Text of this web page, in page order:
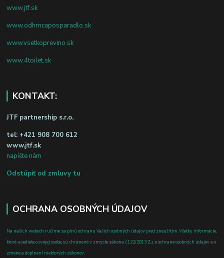
www.jtf.sk
www.odhrncaposparadlo.sk
www.vsetkoprevino.sk
www.4toilet.sk
KONTAKT:
JTF partnership s.r.o.
tel: +421 908 700 612
www.jtf.sk
napíšte nám
Odstúpiť od zmluvy tu
OCHRANA OSOBNÝCH ÚDAJOV
Na našich weboch ručíme za plnú ochranu Vašich osobných údajov pred zneužitím. Všetky informácie,
ktoré uvediete o svojej osobe, sú chránené v zmysle zákona č.122/2013 Z.z. o ochrane osobných údajov a o
zmene a doplnení niektorých zákonov.